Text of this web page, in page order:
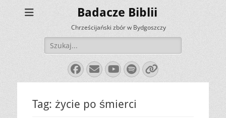
Badacze Biblii
Chrześcijański zbór w Bydgoszczy
Szukaj:
Facebook
E-
mail
YouTube
Spotify
Link
Tag: życie po śmierci